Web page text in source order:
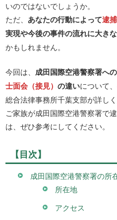
いのではないでしょうか。
ただ、あなたの行動によって逮捕
実現や今後の事件の流れに大き
かもしれません。
今回は、 成田国際空港警察署へ
士面会（接見）の違いについて
総合法律事務所千葉支部が詳しく
ご家族が成田国際空港警察署で
は、ぜひ参考にしてください。
【目次】
成田国際空港警察署の所
所在地
アクセス